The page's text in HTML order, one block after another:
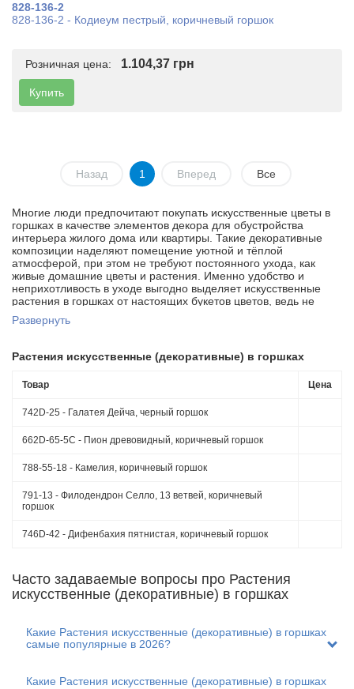
828-136-2
828-136-2 - Кодиеум пестрый, коричневый горшок
Розничная цена: 1.104,37 грн
Купить
Назад 1 Вперед Все
Многие люди предпочитают покупать искусственные цветы в
горшках в качестве элементов декора для обустройства
интерьера жилого дома или квартиры. Такие декоративные
композиции наделяют помещение уютной и тёплой
атмосферой, при этом не требуют постоянного ухода, как
живые домашние цветы и растения. Именно удобство и
неприхотливость в уходе выгодно выделяет искусственные
растения в горшках от настоящих букетов цветов, ведь не
каждый человек имеет достаточно времени для полива,
купирования листьев и другие меры. К тому же множество
произрастания.
Применение искусственных
растений в горшочках
В современном мире производство различных товаров и
технологий также коснулись и изготовления таких
цветы. Такие элементы декора в современном исполнении
являются воплощением безграничной фантазии флористов,
Для изготовления используются практичные, долговечные,
искусственные в горшках, которые являются настоящими
произведениями флористического искусства. Красота,
идентичная схожесть с настоящими цветами, удобство ухода –
офисного помещения, кафе или ресторана.
Преимущества горшечных
Развернуть
Растения искусственные (декоративные) в горшках
Товар Цена
742D-25 - Галатея Дейча, черный горшок
662D-65-5C - Пион древовидный, коричневый горшок
788-55-18 - Камелия, коричневый горшок
791-13 - Филодендрон Селло, 13 ветвей, коричневый
горшок
746D-42 - Дифенбахия пятнистая, коричневый горшок
Часто задаваемые вопросы пpo Растения
искусственные (декоративные) в горшках
Какие Растения искусственные (декоративные) в горшках
самые популярные в 2026?
Какие Растения искусственные (декоративные) в горшках